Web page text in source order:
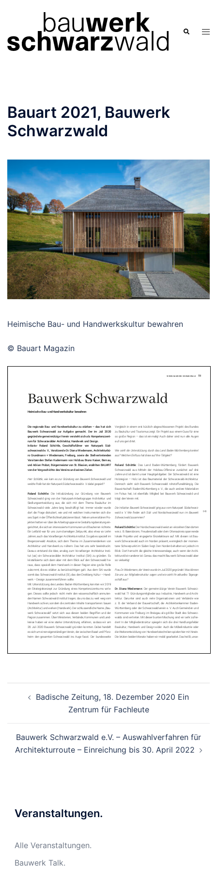
Suche
Bauart 2021, Bauwerk
Schwarzwald
Heimische Bau- und Handwerkskultur bewahren
© Bauart Magazin
Badische Zeitung, 18. Dezember 2020 Ein
Zentrum für Fachleute
Bauwerk Schwarzwald e.V. – Auswahlverfahren für
Architekturroute – Einreichung bis 30. April 2022
Veranstaltungen.
Alle Veranstaltungen.
Bauwerk Talk.